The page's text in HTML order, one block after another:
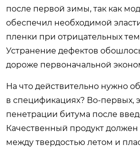
после первой зимы, так как
обеспечил необходимой
пленки при отрицательных
Устранение дефектов
дороже первоначальной
На что действительно нужно
в спецификациях? Во-первых,
пенетрации битума после
Качественный продукт должен
между твердостью летом и